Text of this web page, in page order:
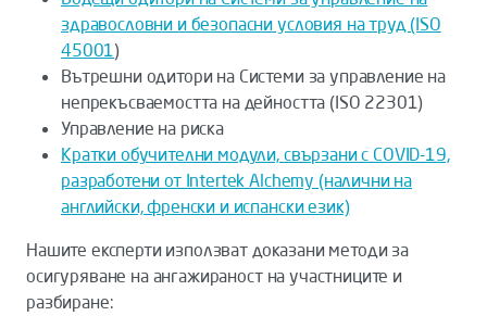
здравословни и безопасни условия на труд (ISO
45001)
Вътрешни одитори на Системи за управление на
непрекъсваемостта на дейността (ISO 22301)
Управление на риска
Кратки обучителни модули, свързани с COVID-19,
разработени от Intertek Alchemy (налични на
английски, френски и испански език)
Нашите експерти използват доказани методи за
осигуряване на ангажираност на участниците и
разбиране: